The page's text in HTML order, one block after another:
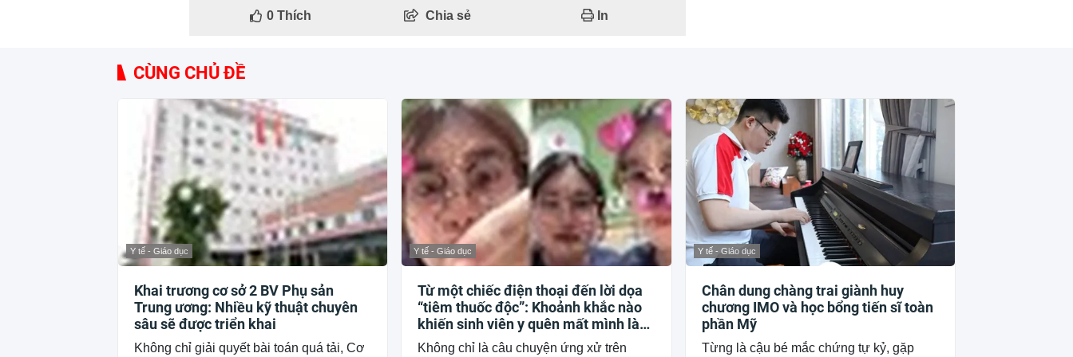
0Thích Chia sẻ In
CÙNG CHỦ ĐỀ
Y tế - Giáo dục
Khai trương cơ sở 2 BV Phụ sản
Trung ương: Nhiều kỹ thuật chuyên
sâu sẽ được triển khai
Không chỉ giải quyết bài toán quá tải, Cơ
Y tế - Giáo dục
Từ một chiếc điện thoại đến lời dọa
“tiêm thuốc độc”: Khoảnh khắc nào
khiến sinh viên y quên mất mình là
ai?
Không chỉ là câu chuyện ứng xử trên
Y tế - Giáo dục
Chân dung chàng trai giành huy
chương IMO và học bổng tiến sĩ toàn
phần Mỹ
Từng là cậu bé mắc chứng tự kỷ, gặp